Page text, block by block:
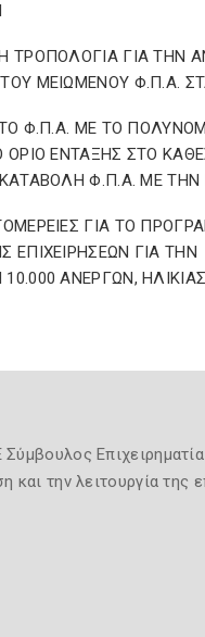
ΤΡΟΠΟΛΟΓΙΑ ΓΙΑ ΤΗΝ
ΜΕΙΩΜΕΝΟΥ Φ.Π.Α.
Φ.Π.Α. ΜΕ ΤΟ
ΟΡΙΟ ΕΝΤΑΞΗΣ ΣΤΟ
Φ.Π.Α. ΜΕ ΤΗΝ
ΓΙΑ ΤΟ
ΕΠΙΧΕΙΡΗΣΕΩΝ ΓΙΑ ΤΗΝ
ΑΝΕΡΓΩΝ,
Σύμβουλος
και την λειτουργία της